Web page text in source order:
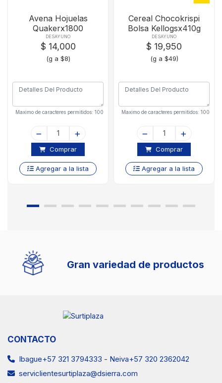
Avena Hojuelas
Quakerx1800
DESAYUNO
$ 14,000
(g a $8)
Maximo de caracteres permitidos: 100
Comprar
Agregar a la lista
Cereal Chocokrispi
Bolsa Kellogsx410g
DESAYUNO
$ 19,950
(g a $49)
Maximo de caracteres permitidos: 100
Comprar
Agregar a la lista
Gran variedad de productos
CONTACTO
Ibague+57 321 3794333 - Neiva+57 320 2362042
serviclientesurtiplaza@dsierra.com